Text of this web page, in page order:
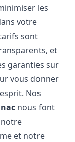
les
votre
sont
et
garanties sur
vous donner
Nos
nous font
et notre